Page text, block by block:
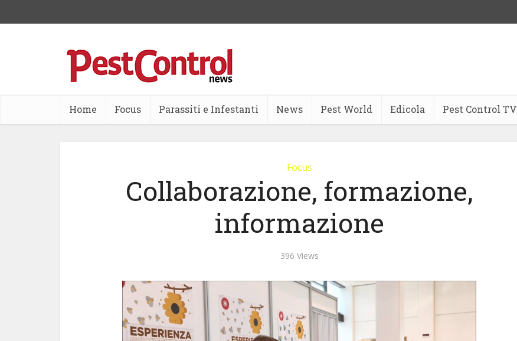
Home Focus Parassiti e Infestanti News Pest World Edicola Pest Control TV
Focus
Collaborazione, formazione,
informazione
396 Views